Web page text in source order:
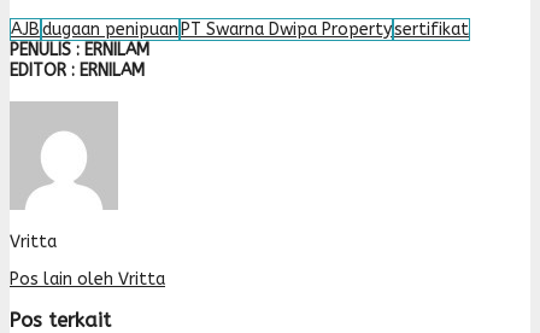
AJBdugaan penipuan PT Swarna Dwipa Propertysertifikat
PENULIS : ERNILAM
EDITOR : ERNILAM
Vritta
Pos lain oleh Vritta
Pos terkait